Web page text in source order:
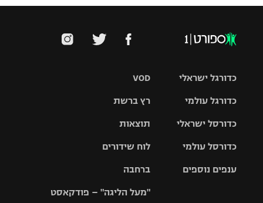
VOD
רץ ברשת
תוצאות
לוח שידורים
ברחבה
"מעל הליגה" – פודקאסט
כדורגל ישראלי
גביע הטוטו
כדורגל עולמי
האלופות
ליגה
כדורסל ישראלי
סל
כדורסל עולמי
ענפים נוספים